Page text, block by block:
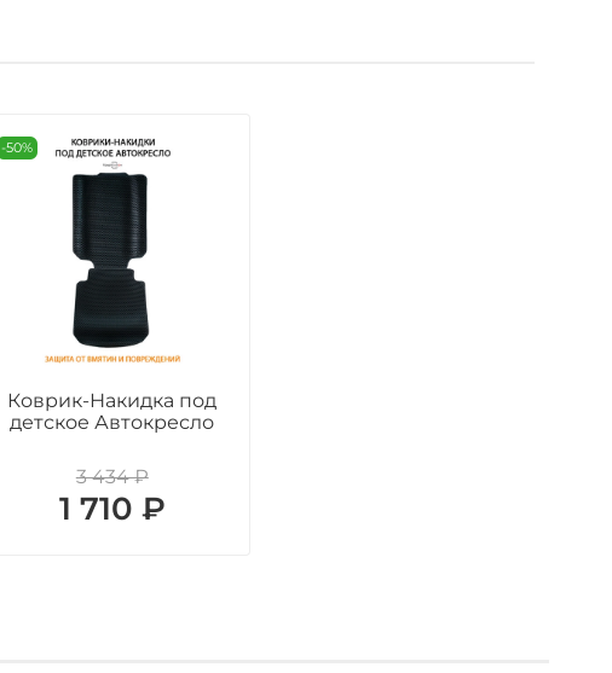
-50%
Коврик-Накидка под
детское Автокресло
3 434 ₽
1 710 ₽